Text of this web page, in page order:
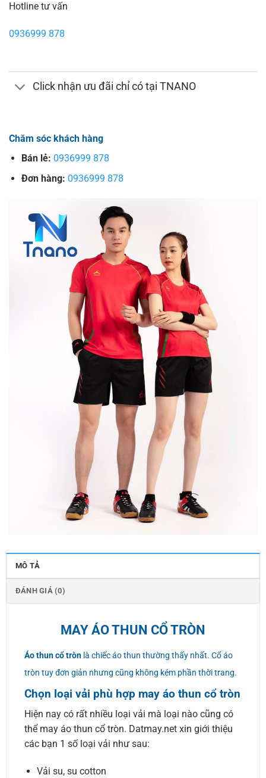
Hotline tư vấn
0936999 878
Click nhận ưu đãi chỉ có tại TNANO
Chăm sóc khách hàng
Bán lẻ: 0936999 878
Đơn hàng: 0936999 878
MÔ TẢ
ĐÁNH GIÁ (0)
MAY ÁO THUN CỔ TRÒN
Áo thun cổ trònlà chiếc áo thun thường thấy nhất. Cổ áo
tròn tuy đơn giản nhưng cũng không kém phần thời trang.
Chọn loại vải phù hợp may áo thun cổ tròn
Hiện nay có rất nhiều loại vải mà loại nào cũng có
thể may áo thun cổ tròn. Datmay.net xin giới thiệu
các bạn 1 số loại vải như sau:
Vải su, su cotton